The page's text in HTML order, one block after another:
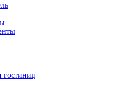
гостиниц